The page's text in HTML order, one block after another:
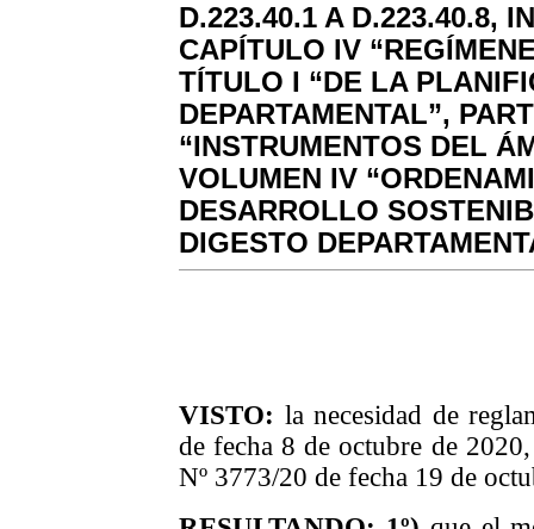
D.223.40.1 A D.223.40.8,
CAPÍTULO IV
TÍTULO I “DE LA
DEPARTAMENTAL”,
“INSTRUMENTOS DEL
VOLUMEN IV
DESARROLLO
DIGESTO
VISTO: la necesidad de
de fecha 8 de octubre de
Nº 3773/20 de fecha 19 de